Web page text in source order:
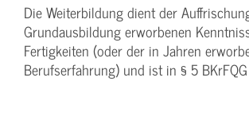
Die Weiterbildung dient der
Grundausbildung erworbenen
Fertigkeiten (oder der in Jahren
Berufserfahrung) und ist in § 5